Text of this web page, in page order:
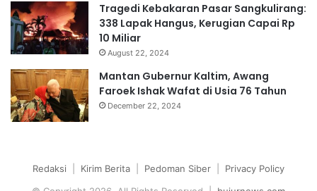
Tragedi Kebakaran Pasar Sangkulirang:
338 Lapak Hangus, Kerugian Capai Rp
10 Miliar
August 22, 2024
Mantan Gubernur Kaltim, Awang
Faroek Ishak Wafat di Usia 76 Tahun
December 22, 2024
Redaksi Kirim Berita Pedoman Siber
Privacy Policy